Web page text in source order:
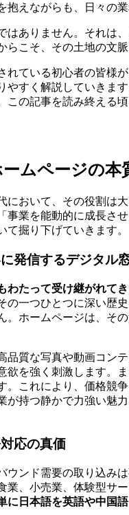
抱えながらも、日々の
ありません。それは
らこそ、その土地の文
れている初心者の皆様
やすく解説していきま
の記事を読み終える
ムページの本
において、その役割は
事業を能動的に成長
掘り下げていきます。
発信するデジタル
わたって受け継がれて
一つひとつに深い歴
。ホームページは、そ
質な写真や動画コン
欲を強く刺激します。
。これにより、価格競
持つ静かで力強い魅
応の真価
ンド需要の取り込み
、小売業、体験型サ
に日本語を英語や中国